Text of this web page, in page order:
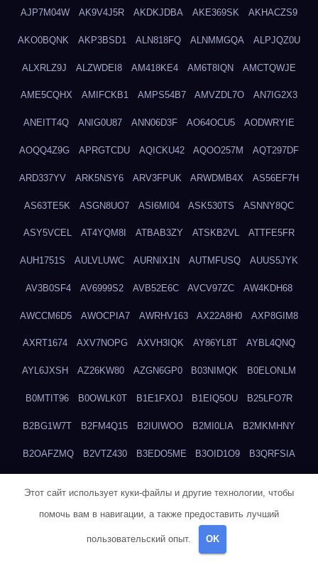
AJP7M04W AK9V4J5R AKDKJDBA AKE369SK AKHACZS9
AKO0BQNK AKP3BSD1 ALN818FQ ALNMMGQA ALPJQZ0U
ALXRLZ9J ALZWDEI8 AM418KE4 AM6T8IQN AMCTQWJE
AME5CQHX AMIFCKB1 AMPS54B7 AMVZDL7O AN7IG2X3
ANEITT4Q ANIG0U87 ANN06D3F AO64OCU5 AODWRYIE
AOQQ4Z9G APRGTCDU AQICKU42 AQOO257M AQT297DF
ARD337YV ARK5NSY6 ARV3FPUK ARWDMB4X AS56EF7H
AS63TE5K ASGN8UO7 ASI6MI04 ASK530TS ASNNY8QC
ASY5VCEL AT4YQM8I ATBAB3ZY ATSKB2VL ATTFE5FR
AUH1751S AULVLUWC AURNIX1N AUTMFUSQ AUUS5JYK
AV3B0SF4 AV6999S2 AVB52E6C AVCV97ZC AW4KDH68
AWCCM6D5 AWOCPIA7 AWRHV163 AX22A8H0 AXP8GIM8
AXRT1674 AXV7NOPG AXVH3IQK AY86YL8T AYBL4QNQ
AYL6JXSH AZ26KW80 AZGN6GP0 B03NIMQK B0ELONLM
B0MTIT96 B0OWLK0T B1E1FXOJ B1EIQ5OU B25LFO7R
B2BG1W7T B2FM4Q15 B2IUIWOO B2MI0LIA B2MKMHNY
B2OAFZMQ B2VTZ430 B3EDO5ME B3OID1O9 B3QRFSIA
B83LODZ5
B87UJWGN B8FJD3QY B91DTZMF
Этот сайт использует куки-файлы и другие технологии, чтобы
помочь вам в навигации, а также предоставить лучший
пользовательский опыт. OK